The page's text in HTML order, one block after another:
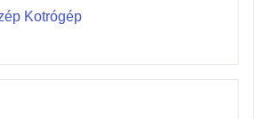
Kotrógép